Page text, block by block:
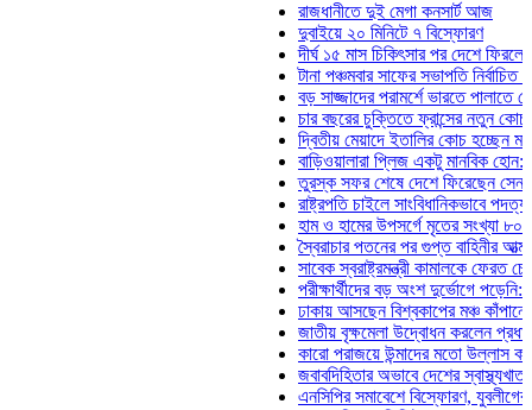
রাজধানীতে দুই মেগা কনসার্ট আজ
দুবাইয়ে ২০ মিনিটে ৭ বিস্ফোরণ
দীর্ঘ ১৫ মাস চিকিৎসার পর দেশে ফিরলেন
টানা পঞ্চমবার সাফের সভাপতি নির্বাচিত কাজী
বড় সাজ্জাদের পরামর্শে ভারতে পালাতে
চার বছরের চুক্তিতে ফ্রান্সের নতুন কোচ জিদান
দ্বিতীয় মেয়াদে ইতালির কোচ হচ্ছেন মানচিনি
বাড়িওয়ালারা প্লিজ একটু মানবিক হোন: মনিরা
তুরস্ক সফর শেষে দেশে ফিরেছেন সেনাপ্রধান
রাষ্ট্রপতি চাইলে সাংবিধানিকভাবে পদত্যাগ
হাম ও হামের উপসর্গে মৃতের সংখ্যা ৮০০ ছাড়াল
স্বৈরাচার পতনের পর গুপ্ত বাহিনীর আত্মপ্রকাশ:
সাবেক স্বরাষ্ট্রমন্ত্রী কামালকে ফেরত চেয়ে
পরীক্ষার্থীদের বড় অংশ দুর্ভোগে পড়েনি: ড.
ঢাকায় আসছেন বিশ্বকাপের মঞ্চ কাঁপানো সেই
জাতীয় বৃক্ষমেলা উদ্বোধন করলেন প্রধানমন্ত্রী
কারো পরাজয়ে উন্মাদের মতো উল্লাস করতে হয়
জবাবদিহিতার অভাবে দেশের স্বাস্থ্যখাত নানা
এনসিপির সমাবেশে বিস্ফোরণ, যুবলীগের দুই